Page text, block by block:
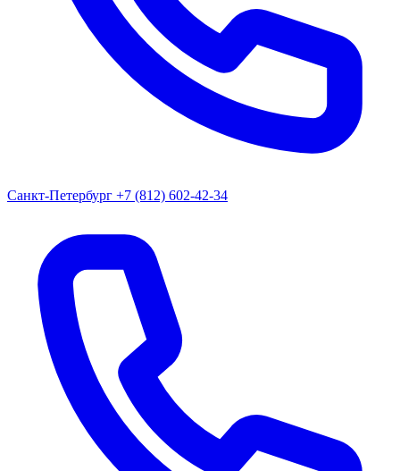
Санкт-Петербург +7 (812) 602-42-34